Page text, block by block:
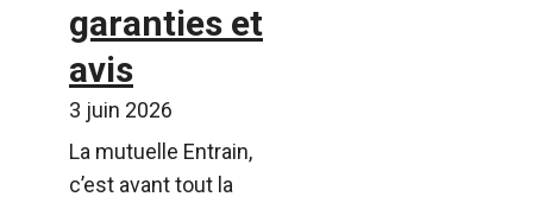
garanties et
avis
3 juin 2026
La mutuelle Entrain,
c’est avant tout la